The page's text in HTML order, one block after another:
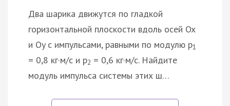
Два шарика движутся по гладкой
горизонтальной плоскости вдоль осей Ox
и Oy с импульсами, равными по модулю p1
= 0,8 кг·м/с и p2 = 0,6 кг·м/с. Найдите
модуль импульса системы этих ш…